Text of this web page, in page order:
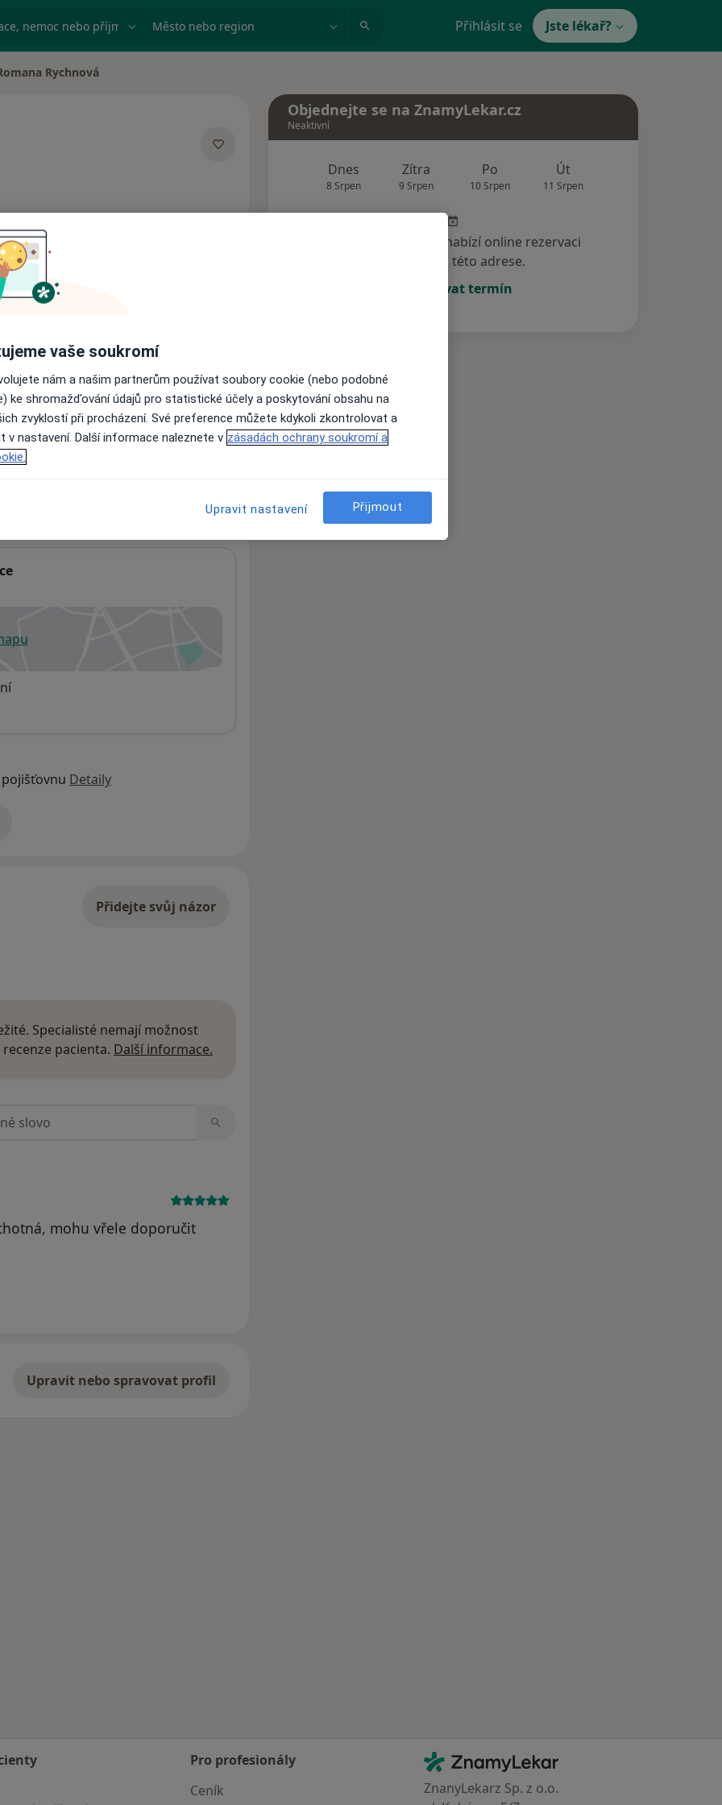
nemoc nebo příjmení Město nebo region Přihlásit se Jste lékař?
města Rychnová
nejsou k dispozici
informace o svých službách.
v nové záložce
Detaily
Přidejte svůj názor
Specialisté nemají možnost
pacienta. Další informace.
mohu vřele doporučit
Upravit nebo spravovat profil
Objednejte se na ZnamyLekar.cz
Neaktivní
Dnes
8 Srpen
Zítra
9 Srpen
Po
10 Srpen
Út
11 Srpen
Tento specialista nenabízí online rezervaci
termínu na této adrese.
Rezervovat termín
Pro profesionály
Ceník
Kontakt
ZnamyLekar - Hlavní stránka
ZnanyLekarz Sp. z o.o.
vaše soukromí
nám a našim partnerům používat soubory cookie (nebo podobné
ke shromažďování údajů pro statistické účely a poskytování obsahu na
zvyklostí při procházení. Své preference můžete kdykoli zkontrolovat a
v nastavení. Další informace naleznete v zásadách ochrany soukromí a
Upravit nastavení Přijmout